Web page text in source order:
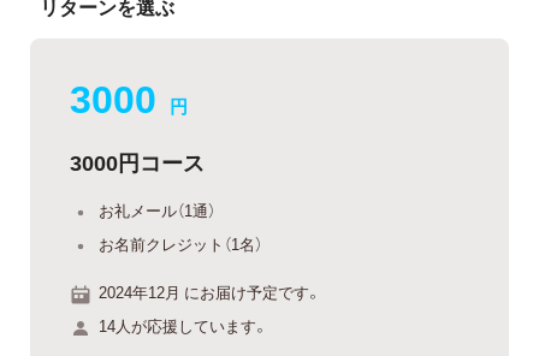
リターンを選ぶ
3000 円
3000円コース
お礼メール（1通）
お名前クレジット（1名）
2024年12月 にお届け予定です。
14人が応援しています。